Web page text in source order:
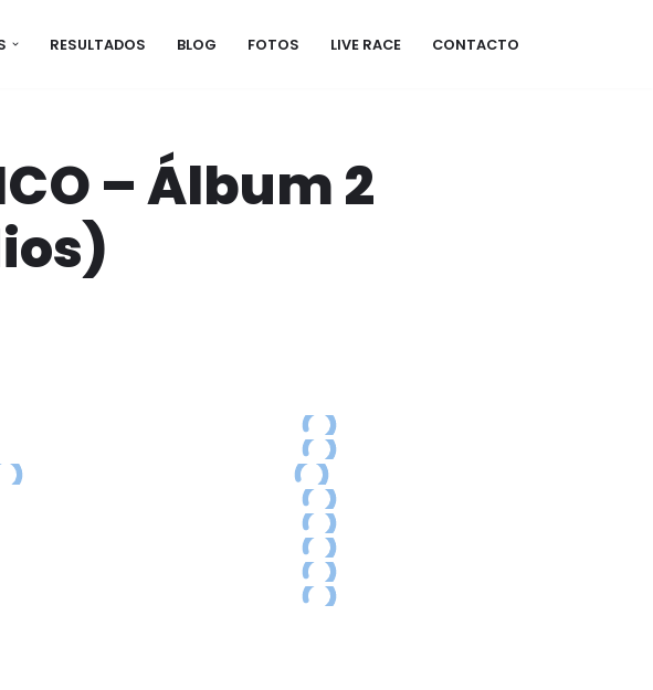
RESULTADOS BLOG FOTOS LIVE RACE CONTACTO
– Álbum 2